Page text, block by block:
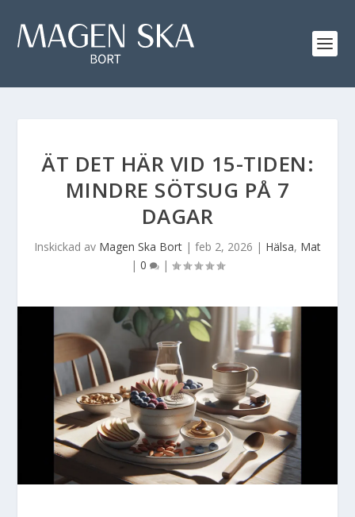
ÄT DET HÄR VID 15-TIDEN:
MINDRE SÖTSUG PÅ 7
DAGAR
Inskickad av Magen Ska Bort | feb 2, 2026 | Hälsa, Mat
| 0 |